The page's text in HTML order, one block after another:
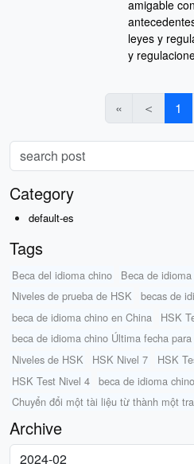
amigable
leyes y
y
« ＜ 1
Category
default-es
Tags
Beca del idioma chino
Beca de
Niveles de prueba de HSK
becas de
beca de idioma chino en China
HSK
beca de idioma chino Última fecha
Niveles de HSK
HSK Nivel 7 HSK
HSK Test Nivel 4
beca de idioma
Chuyển đổi một tài liệu từ thành một
Archive